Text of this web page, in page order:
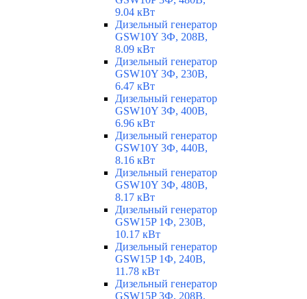
9.04 кВт
Дизельный генератор
GSW10Y 3Ф, 208В,
8.09 кВт
Дизельный генератор
GSW10Y 3Ф, 230В,
6.47 кВт
Дизельный генератор
GSW10Y 3Ф, 400В,
6.96 кВт
Дизельный генератор
GSW10Y 3Ф, 440В,
8.16 кВт
Дизельный генератор
GSW10Y 3Ф, 480В,
8.17 кВт
Дизельный генератор
GSW15P 1Ф, 230В,
10.17 кВт
Дизельный генератор
GSW15P 1Ф, 240В,
11.78 кВт
Дизельный генератор
GSW15P 3Ф, 208В,